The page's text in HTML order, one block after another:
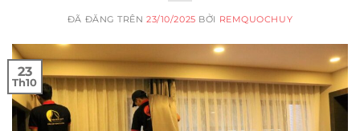
ĐÃ ĐĂNG TRÊN23/10/2025 BỞI REMQUOCHUY
23
Th10